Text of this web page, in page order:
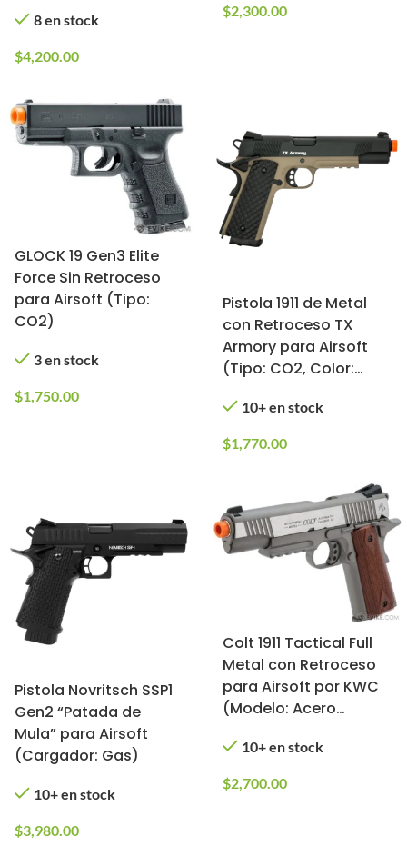
8 en stock
$4,200.00
$2,300.00
GLOCK 19 Gen3 Elite
Force Sin Retroceso
para Airsoft (Tipo:
CO2)
3 en stock
$1,750.00
Pistola 1911 de Metal
con Retroceso TX
Armory para Airsoft
(Tipo: CO2, Color:
10+ en stock
$1,770.00
Pistola Novritsch SSP1
Gen2 “Patada de
Mula” para Airsoft
(Cargador: Gas)
10+ en stock
$3,980.00
Colt 1911 Tactical Full
Metal con Retroceso
para Airsoft por KWC
(Modelo: Acero
10+ en stock
$2,700.00